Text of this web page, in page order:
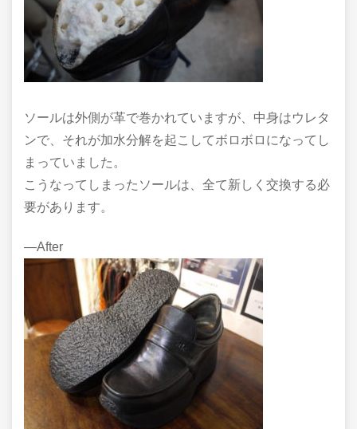
ソールは外側が革で巻かれていますが、中身はウレタ
ンで、それが加水分解を起こしてボロボロになってし
まっていました。
こうなってしまったソールは、全て新しく交換する必
要があります。
―After